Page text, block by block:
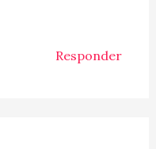
Responder